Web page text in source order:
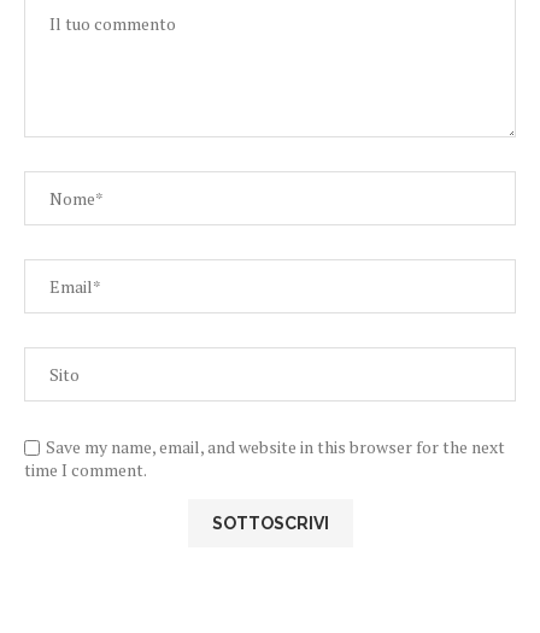
Save my name, email, and website in this browser for the next
time I comment.